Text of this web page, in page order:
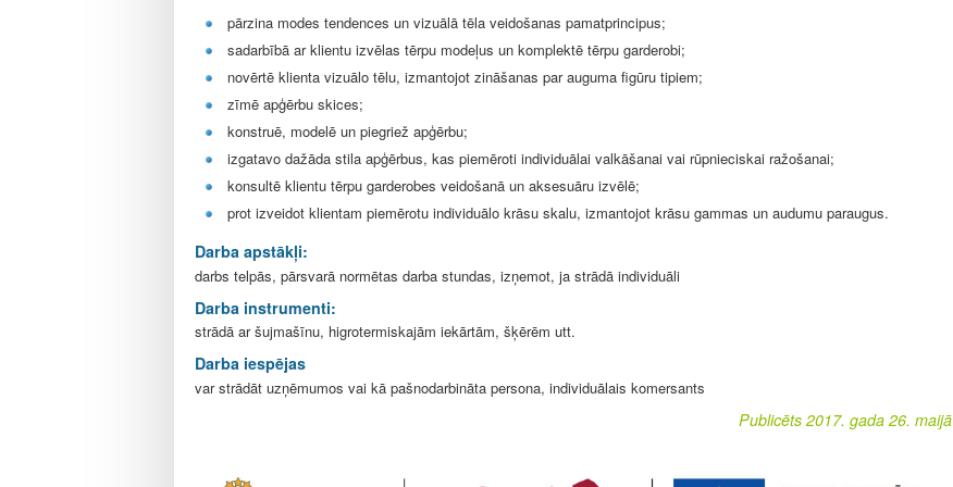
e
pārzina modes tendences un vizuālā tēla veidošanas pamatprincipus;
sadarbībā ar klientu izvēlas tērpu modeļus un komplektē tērpu garderobi;
novērtē klienta vizuālo tēlu, izmantojot zināšanas par auguma figūru tipiem;
zīmē apģērbu skices;
konstruē, modelē un piegriež apģērbu;
izgatavo dažāda stila apģērbus, kas piemēroti individuālai valkāšanai vai rūpnieciskai ražošanai;
konsultē klientu tērpu garderobes veidošanā un aksesuāru izvēlē;
prot izveidot klientam piemērotu individuālo krāsu skalu, izmantojot krāsu gammas un audumu paraugus.
Darba apstākļi:
darbs telpās, pārsvarā normētas darba stundas, izņemot, ja strādā individuāli
Darba instrumenti:
strādā ar šujmašīnu, higrotermiskajām iekārtām, šķērēm utt.
Darba iespējas
var strādāt uzņēmumos vai kā pašnodarbināta persona, individuālais komersants
Publicēts 2017. gada 26. maijā